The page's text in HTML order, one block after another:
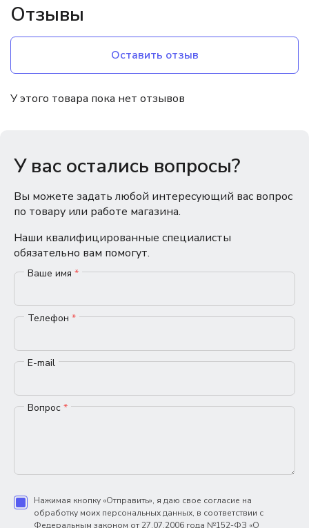
Отзывы
Оставить отзыв
У этого товара пока нет отзывов
У вас остались вопросы?
Вы можете задать любой интересующий вас вопрос
по товару или работе магазина.
Наши квалифицированные специалисты
обязательно вам помогут.
Ваше имя *
Телефон *
E-mail
Вопрос *
Нажимая кнопку «Отправить», я даю свое согласие на
обработку моих персональных данных, в соответствии с
Федеральным законом от 27.07.2006 года №152-ФЗ «О